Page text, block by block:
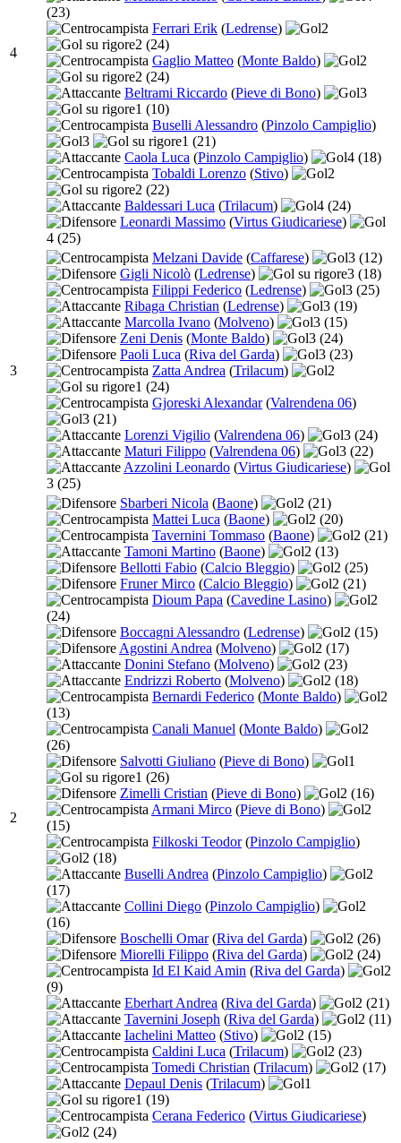
4
(23)
Ferrari Erik (Ledrense)
2
2 (24)
Gaglio Matteo (Monte Baldo)
2
2 (24)
Beltrami Riccardo (Pieve di Bono)
3
1 (10)
Buselli Alessandro (Pinzolo Campiglio)
3
1 (21)
Caola Luca (Pinzolo Campiglio) 4 (18)
Tobaldi Lorenzo (Stivo)
2
2 (22)
Baldessari Luca (Trilacum) 4 (24)
Leonardi Massimo (Virtus Giudicariese)
4 (25)
3
Melzani Davide (Caffarese) 3 (12)
Gigli Nicolò (Ledrense) 3 (18)
Filippi Federico (Ledrense) 3 (25)
Ribaga Christian (Ledrense) 3 (19)
Marcolla Ivano (Molveno) 3 (15)
Zeni Denis (Monte Baldo) 3 (24)
Paoli Luca (Riva del Garda) 3 (23)
Zatta Andrea (Trilacum)
2
1 (24)
Gjoreski Alexandar (Valrendena 06)
3 (21)
Lorenzi Vigilio (Valrendena 06) 3 (24)
Maturi Filippo (Valrendena 06) 3 (22)
Azzolini Leonardo (Virtus Giudicariese)
3 (25)
2
Sbarberi Nicola (Baone) 2 (21)
Mattei Luca (Baone) 2 (20)
Tavernini Tommaso (Baone) 2 (21)
Tamoni Martino (Baone) 2 (13)
Bellotti Fabio (Calcio Bleggio) 2 (25)
Fruner Mirco (Calcio Bleggio) 2 (21)
Dioum Papa (Cavedine Lasino)
2
(24)
Boccagni Alessandro (Ledrense) 2 (15)
Agostini Andrea (Molveno) 2 (17)
Donini Stefano (Molveno) 2 (23)
Endrizzi Roberto (Molveno) 2 (18)
Bernardi Federico (Monte Baldo)
2
(13)
Canali Manuel (Monte Baldo)
2
(26)
Salvotti Giuliano (Pieve di Bono)
1
1 (26)
Zimelli Cristian (Pieve di Bono) 2 (16)
Armani Mirco (Pieve di Bono)
2
(15)
Filkoski Teodor (Pinzolo Campiglio)
2 (18)
Buselli Andrea (Pinzolo Campiglio)
2
(17)
Collini Diego (Pinzolo Campiglio)
2
(16)
Boschelli Omar (Riva del Garda) 2 (26)
Miorelli Filippo (Riva del Garda) 2 (24)
Id El Kaid Amin (Riva del Garda)
2
(9)
Eberhart Andrea (Riva del Garda) 2 (21)
Tavernini Joseph (Riva del Garda) 2 (11)
Iachelini Matteo (Stivo) 2 (15)
Caldini Luca (Trilacum) 2 (23)
Tomedi Christian (Trilacum) 2 (17)
Depaul Denis (Trilacum)
1
1 (19)
Cerana Federico (Virtus Giudicariese)
2 (24)